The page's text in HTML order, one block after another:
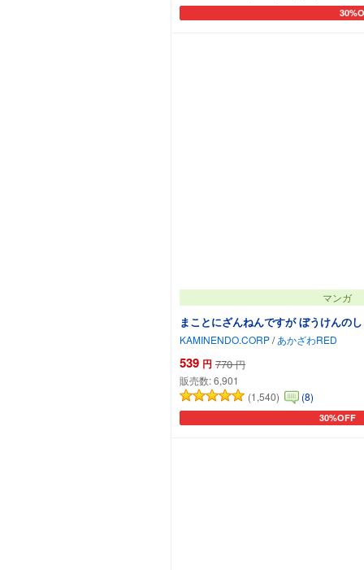
カート
マンガ
まことにざんねんですが ぼうけんの
KAMINENDO.CORP/ あかざわRED
539 円 770 円
販売数:6,901
(1,540)
(8)
30%OFF
カートに追